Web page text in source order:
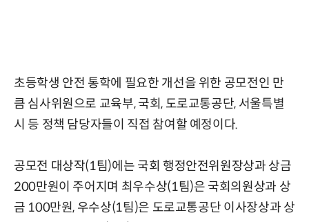
초등학생 안전 통학에 필요한 개선을 위한 공모전인 만
큼 심사위원으로 교육부, 국회, 도로교통공단, 서울특별
시 등 정책 담당자들이 직접 참여할 예정이다.
공모전 대상작(1팀)에는 국회 행정안전위원장상과 상금
200만원이 주어지며 최우수상(1팀)은 국회의원상과 상
금 100만원, 우수상(1팀)은 도로교통공단 이사장상과 상